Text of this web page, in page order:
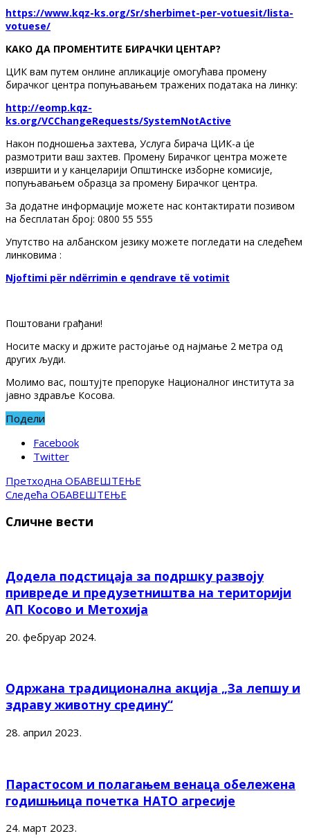
https://www.kqz-ks.org/Sr/sherbimet-per-votuesit/lista-
votuese/
КАКО ДА ПРОМЕНТИТЕ БИРАЧКИ ЦЕНТАР?
ЦИК вам путем онлине апликације омогућава промену
бирачког центра попуњавањем тражених података на линку:
http://eomp.kqz-
ks.org/VCChangeRequests/SystemNotActive
Након подношења захтева, Услуга бирача ЦИК-а ц́е
размотрити ваш захтев. Промену Бирачког центра можете
извршити и у канцеларији Општинске изборне комисије,
попуњавањем образца за промену Бирачког центра.
За додатне информације можете нас контактирати позивом
на бесплатан број: 0800 55 555
Упутство на албанском језику можете погледати на следећем
линковима :
Njoftimi për ndërrimin e qendrave të votimit
Поштовани грађани!
Носите маску и држите растојање од најмање 2 метра од
других људи.
Молимо вас, поштујте препоруке Националног института за
јавно здравље Косова.
Подели
Facebook
Twitter
Претходна ОБАВЕШТЕЊЕ
Следећа ОБАВЕШТЕЊЕ
Сличне вести
Додела подстицаја за подршку развоју
привреде и предузетништва на територији
АП Косово и Метохија
20. фебруар 2024.
Одржана традиционална акција „За лепшу и
здраву животну средину“
28. април 2023.
Парастосом и полагањем венаца обележена
годишњица почетка НАТО агресије
24. март 2023.